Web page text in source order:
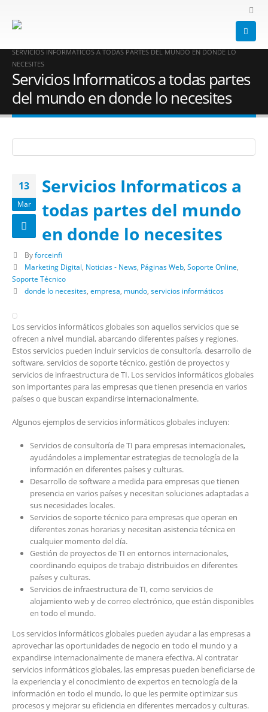
MARKETING DIGITAL
SERVICIOS INFORMATICOS A TODAS PARTES DEL MUNDO EN DONDE LO
NECESITES
Servicios Informaticos a todas partes
del mundo en donde lo necesites
13
Mar
Servicios Informaticos a
todas partes del mundo
en donde lo necesites
By forceinfi
Marketing Digital, Noticias - News, Páginas Web, Soporte Online,
Soporte Técnico
donde lo necesites, empresa, mundo, servicios informáticos
Los servicios informáticos globales son aquellos servicios que se
ofrecen a nivel mundial, abarcando diferentes países y regiones.
Estos servicios pueden incluir servicios de consultoría, desarrollo de
software, servicios de soporte técnico, gestión de proyectos y
servicios de infraestructura de TI. Los servicios informáticos globales
son importantes para las empresas que tienen presencia en varios
países o que buscan expandirse internacionalmente.
Algunos ejemplos de servicios informáticos globales incluyen:
Servicios de consultoría de TI para empresas internacionales,
ayudándoles a implementar estrategias de tecnología de la
información en diferentes países y culturas.
Desarrollo de software a medida para empresas que tienen
presencia en varios países y necesitan soluciones adaptadas a
sus necesidades locales.
Servicios de soporte técnico para empresas que operan en
diferentes zonas horarias y necesitan asistencia técnica en
cualquier momento del día.
Gestión de proyectos de TI en entornos internacionales,
coordinando equipos de trabajo distribuidos en diferentes
países y culturas.
Servicios de infraestructura de TI, como servicios de
alojamiento web y de correo electrónico, que están disponibles
en todo el mundo.
Los servicios informáticos globales pueden ayudar a las empresas a
aprovechar las oportunidades de negocio en todo el mundo y a
expandirse internacionalmente de manera efectiva. Al contratar
servicios informáticos globales, las empresas pueden beneficiarse de
la experiencia y el conocimiento de expertos en tecnología de la
información en todo el mundo, lo que les permite optimizar sus
procesos y mejorar su eficiencia en diferentes mercados y culturas.